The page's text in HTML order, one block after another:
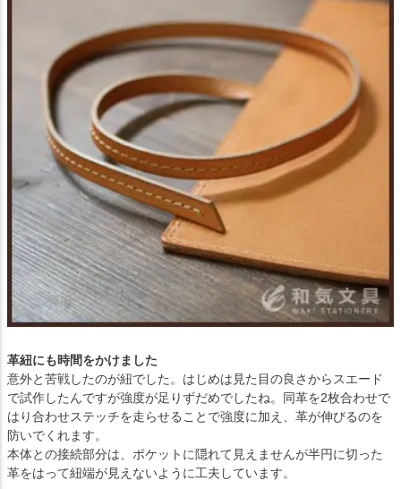
革紐にも時間をかけました
意外と苦戦したのが紐でした。はじめは見た目の良さからスエード
で試作したんですが強度が足りずだめでしたね。同革を2枚合わせで
はり合わせステッチを走らせることで強度に加え、革が伸びるのを
防いでくれます。
本体との接続部分は、ポケットに隠れて見えませんが半円に切った
革をはって紐端が見えないように工夫しています。